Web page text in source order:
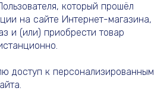
который прошёл
на сайте Интернет-магазина,
и (или) приобрести товар
доступ к персонализированным